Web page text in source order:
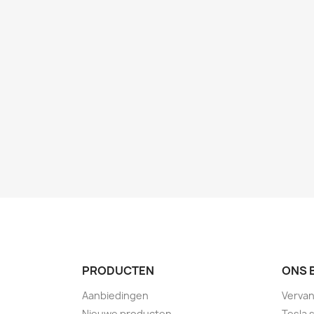
PRODUCTEN
Aanbiedingen
ONS